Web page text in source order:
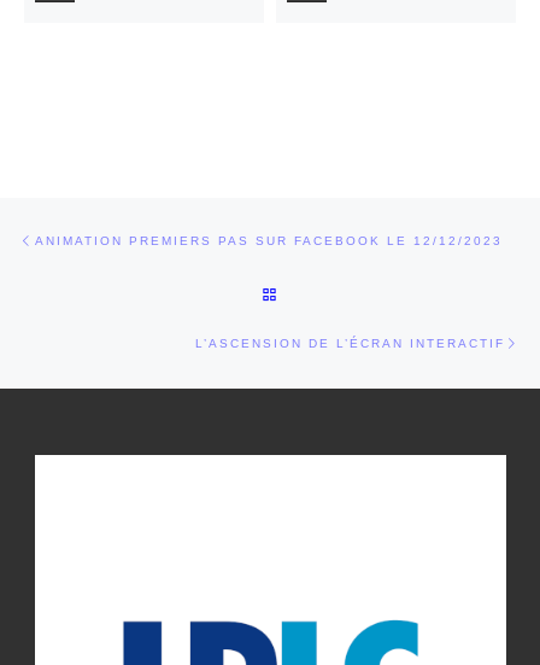
Parcourir les articles
ANIMATION PREMIERS PAS SUR FACEBOOK LE 12/12/2023
L’ASCENSION DE L’ÉCRAN INTERACTIF